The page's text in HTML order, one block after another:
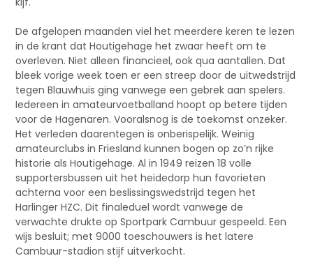
De afgelopen maanden viel het meerdere keren te lezen
in de krant dat Houtigehage het zwaar heeft om te
overleven. Niet alleen financieel, ook qua aantallen. Dat
bleek vorige week toen er een streep door de uitwedstrijd
tegen Blauwhuis ging vanwege een gebrek aan spelers.
Iedereen in amateurvoetballand hoopt op betere tijden
voor de Hagenaren. Vooralsnog is de toekomst onzeker.
Het verleden daarentegen is onberispelijk. Weinig
amateurclubs in Friesland kunnen bogen op zo’n rijke
historie als Houtigehage. Al in 1949 reizen 18 volle
supportersbussen uit het heidedorp hun favorieten
achterna voor een beslissingswedstrijd tegen het
Harlinger HZC. Dit finaleduel wordt vanwege de
verwachte drukte op Sportpark Cambuur gespeeld. Een
wijs besluit; met 9000 toeschouwers is het latere
Cambuur-stadion stijf uitverkocht.